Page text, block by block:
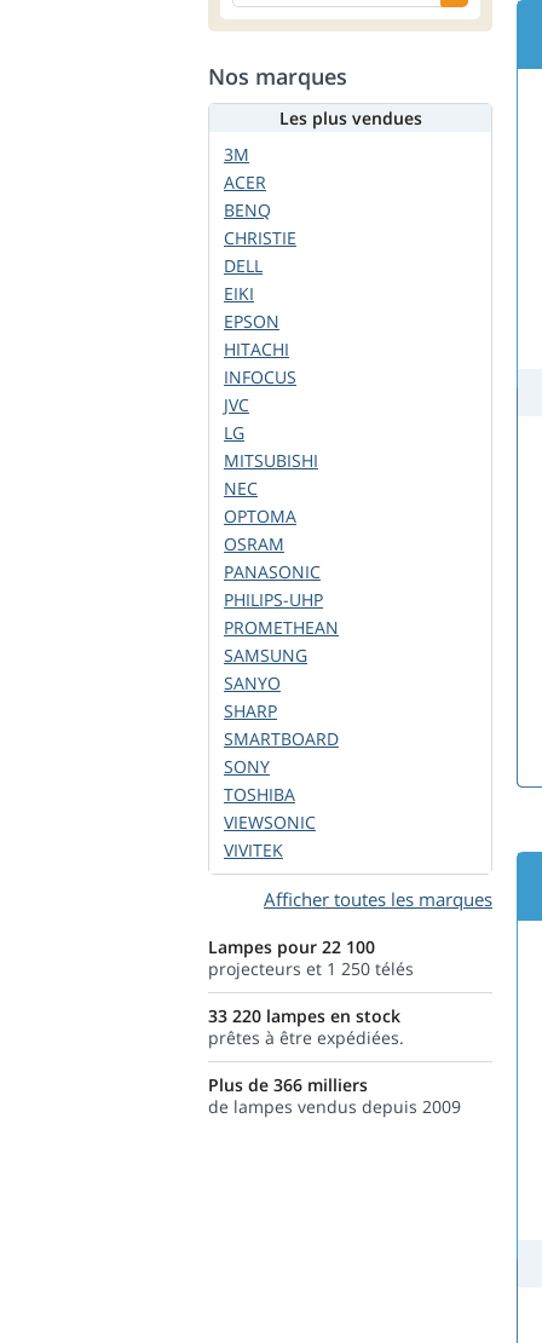
Nos marques
Les plus vendues
3M
ACER
BENQ
CHRISTIE
DELL
EIKI
EPSON
HITACHI
INFOCUS
JVC
LG
MITSUBISHI
NEC
OPTOMA
OSRAM
PANASONIC
PHILIPS-UHP
PROMETHEAN
SAMSUNG
SANYO
SHARP
SMARTBOARD
SONY
TOSHIBA
VIEWSONIC
VIVITEK
Afficher toutes les marques
Lampes pour 22 100
projecteurs et 1 250 télés
33 220 lampes en stock
prêtes à être expédiées.
Plus de 366 milliers
de lampes vendus depuis 2009